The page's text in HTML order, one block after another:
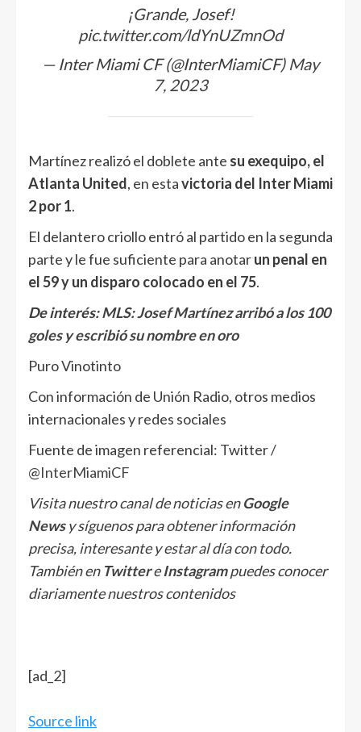
¡Grande, Josef!
pic.twitter.com/ldYnUZmnOd
— Inter Miami CF (@InterMiamiCF) May
7, 2023
Martínez realizó el doblete ante su exequipo, el
Atlanta United, en estavictoria del Inter Miami
2 por 1.
El delantero criollo entró al partido en la segunda
parte y le fue suficiente para anotarun penal en
el 59 y un disparo colocado en el 75.
De interés:MLS: Josef Martínez arribó a los 100
goles y escribió su nombre en oro
Puro Vinotinto
Con información de Unión Radio, otros medios
internacionales y redes sociales
Fuente de imagen referencial: Twitter /
@InterMiamiCF
Visita nuestro canal de noticias enGoogle
Newsy síguenos para obtener información
precisa, interesante y estar al día con todo.
También en TwittereInstagrampuedes conocer
diariamente nuestros contenidos
[ad_2]
Source link